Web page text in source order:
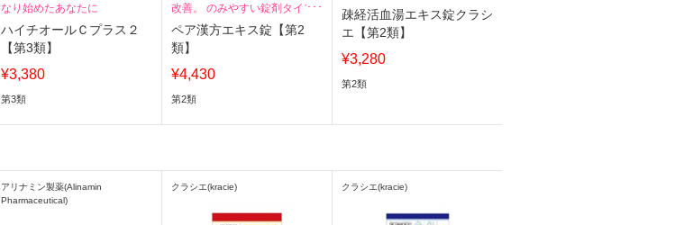
なり始めたあなたに
ハイチオールＣプラス２
【第3類】
¥3,380
第3類
改善。 のみやすい錠剤タイプ
の漢方薬
ペア漢方エキス錠【第2
類】
¥4,430
第2類
疎経活血湯エキス錠クラシ
エ【第2類】
¥3,280
第2類
アリナミン製薬(Alinamin
Pharmaceutical)
クラシエ(kracie) クラシエ(kracie)